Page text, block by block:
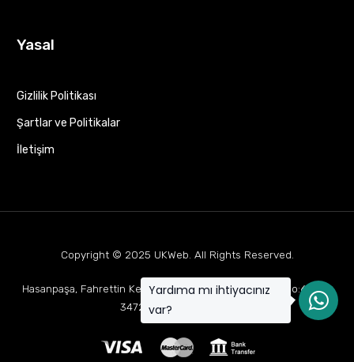
Yasal
Gizlilik Politikası
Şartlar ve Politikalar
İletişim
Copyright © 2025 UKWeb. All Rights Reserved.
Hasanpaşa, Fahrettin Kerim Gökay Cd Mukaddes Apt No:63 D:1,
34722 Kadıköy/İstanbul
Yardıma mı ihtiyacınız
var?